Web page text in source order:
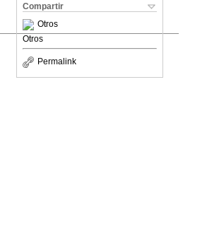
Compartir
Otros
Otros
Permalink